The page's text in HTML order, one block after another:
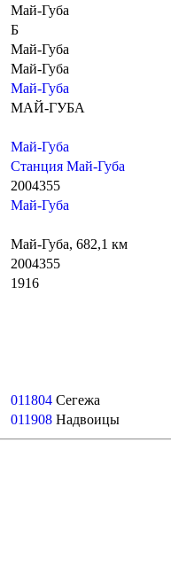
Май-Губа
Б
Май-Губа
Май-Губа
Май-Губа
МАЙ-ГУБА
Май-Губа
Станция Май-Губа
2004355
Май-Губа
Май-Губа, 682,1 км
2004355
1916
011804 Сегежа
011908 Надвоицы